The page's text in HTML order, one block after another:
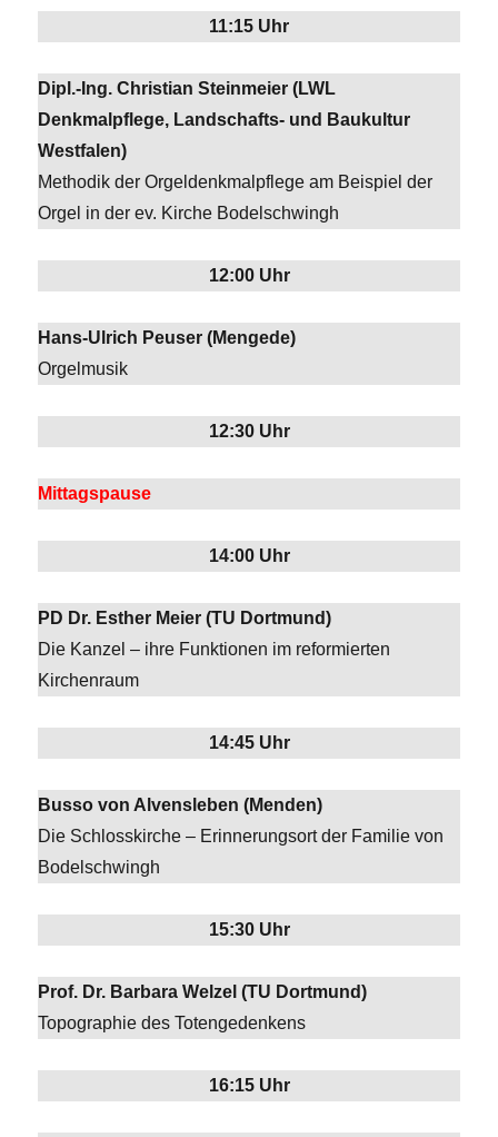
11:15 Uhr
Dipl.-Ing. Christian Steinmeier (LWL
Denkmalpflege, Landschafts- und Baukultur
Westfalen)
Methodik der Orgeldenkmalpflege am Beispiel der
Orgel in der ev. Kirche Bodelschwingh
12:00 Uhr
Hans-Ulrich Peuser (Mengede)
Orgelmusik
12:30 Uhr
Mittagspause
14:00 Uhr
PD Dr. Esther Meier (TU Dortmund)
Die Kanzel – ihre Funktionen im reformierten
Kirchenraum
14:45 Uhr
Busso von Alvensleben (Menden)
Die Schlosskirche – Erinnerungsort der Familie von
Bodelschwingh
15:30 Uhr
Prof. Dr. Barbara Welzel (TU Dortmund)
Topographie des Totengedenkens
16:15 Uhr